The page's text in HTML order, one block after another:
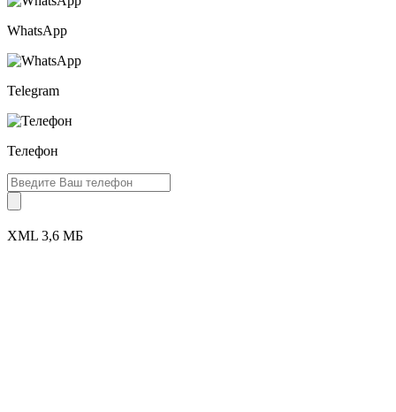
WhatsApp
Telegram
Телефон
XML 3,6 МБ